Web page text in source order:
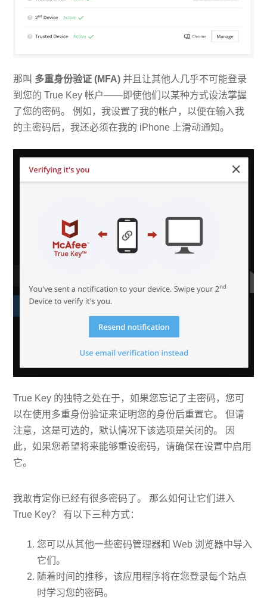
那叫 多重身份验证 (MFA) 并且让其他人几乎不可能登录
到您的 True Key 帐户——即使他们以某种方式设法掌握
了您的密码。 例如，我设置了我的帐户，以便在输入我
的主密码后，我还必须在我的 iPhone 上滑动通知。
True Key 的独特之处在于，如果您忘记了主密码，您可
以在使用多重身份验证来证明您的身份后重置它。 但请
注意，这是可选的，默认情况下该选项是关闭的。 因
此，如果您希望将来能够重设密码，请确保在设置中启用
它。
我敢肯定你已经有很多密码了。 那么如何让它们进入
True Key？ 有以下三种方式：
您可以从其他一些密码管理器和 Web 浏览器中导入
它们。
随着时间的推移，该应用程序将在您登录每个站点
时学习您的密码。